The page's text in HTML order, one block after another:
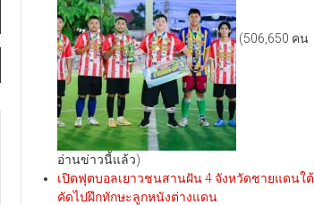
(506,650 คน
อ่านข่าวนี้แล้ว)
เปิดฟุตบอลเยาวชนสานฝัน 4 จังหวัดชายแดนใต้
คัดไปฝึกทักษะลูกหนังต่างแดน